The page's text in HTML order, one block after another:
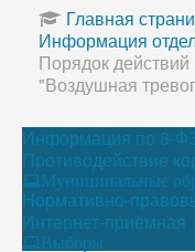
Главная
Информация
Порядок
"Воздушная
Информация по 8-
Противодействие
Муниципальные
Нормативно-
Интернет-приёмная
Выборы